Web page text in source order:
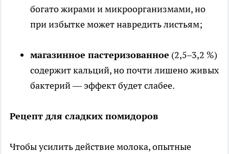
богато жирами и микроорганизмами, но
при избытке может навредить листьям;
магазинное пастеризованное (2,5–3,2 %)
содержит кальций, но почти лишено живых
бактерий — эффект будет слабее.
Рецепт для сладких помидоров
Чтобы усилить действие молока, опытные